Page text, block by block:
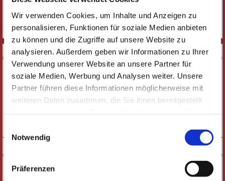
Wir verwenden Cookies, um Inhalte und Anzeigen zu
personalisieren, Funktionen für soziale Medien anbieten
zu können und die Zugriffe auf unsere Website zu
analysieren. Außerdem geben wir Informationen zu Ihrer
Verwendung unserer Website an unsere Partner für
soziale Medien, Werbung und Analysen weiter. Unsere
Partner führen diese Informationen möglicherweise mit
weiteren Daten zusammen, die Sie ihnen bereitgestellt
Datenschutzhinweise
Notwendig
Präferenzen
BEITRITTSANTRAG
DOWNLOADS